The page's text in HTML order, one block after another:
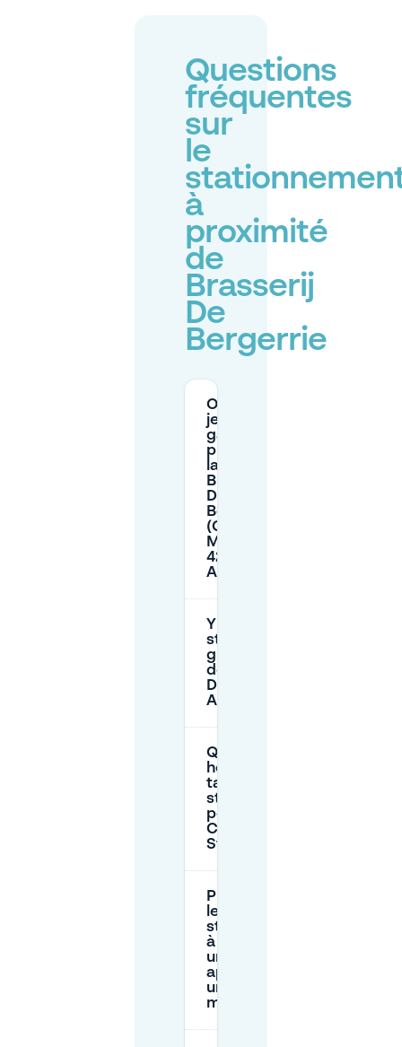
Questions
fréquentes
sur
le
à
proximité
de
Brasserij
De
Bergerrie
Où puis-
je me
garer
près de
la
Brasserij
De
Bergerrie
(Grote
Markt
42) à
Almere ?
Y a-t-il un
stationnement
gratuit près
de la Brasserij
De Bergerrie à
Almere ?
Quelles sont les
heures et les
tarifs de
stationnement
pour Almere
Centrum/Almere
Stad ?
Puis-je payer
le
stationnement
à Almere via
une
application ou
un parking
mobile ?